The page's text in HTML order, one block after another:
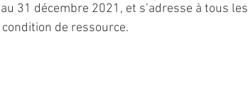
31 décembre 2021, et s’adresse à tous les
de ressource.